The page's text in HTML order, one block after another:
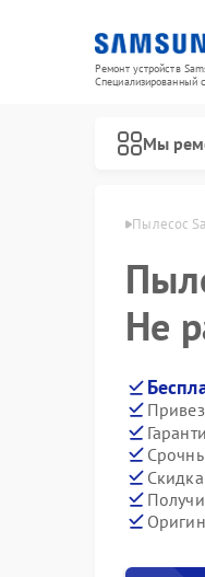
Ремонт устройств
Специализированный
Мы
в Таганроге Пылесос
Не